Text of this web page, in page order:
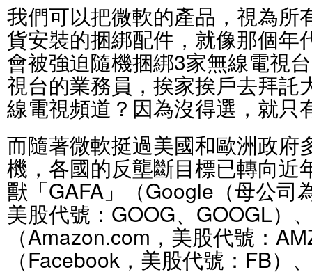
我們可以把微軟的產品，視為所
貨安裝的捆綁配件，就像那個年
會被強迫隨機捆綁3家無線電視
視台的業務員，挨家挨戶去拜託
線電視頻道？因為沒得選，就只
而隨著微軟挺過美國和歐洲政府
機，各國的反壟斷目標已轉向近
獸「GAFA」（Google（母公司
美股代號：GOOG、GOOGL）
（Amazon.com，美股代號：
（Facebook，美股代號：FB）